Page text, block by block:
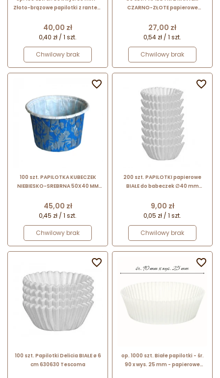
Złoto-brązowe papilotki z rantem
do pieczenia babeczek
Cena
40,00 zł
0,40 zł / 1 szt.
Chwilowy brak
CZARNO-ZŁOTE papierowe
aluminiową powłoką w kolorze
złotym
Cena
27,00 zł
0,54 zł / 1 szt.
Chwilowy brak
100 szt. PAPILOTKA KUBECZEK
NIEBIESKO-SREBRNA 50X40 MM
rantem do wypieku babeczek
Cena
45,00 zł
0,45 zł / 1 szt.
Chwilowy brak

200 szt. PAPILOTKI papierowe
BIAŁE do babeczek ∅40 mm
Cena
9,00 zł
0,05 zł / 1 szt.
Chwilowy brak

100 szt. Papilotki Delicia BIAŁE ø 6
cm 630630 Tescoma

op. 1000 szt. Białe papilotki - śr.
90 x wys. 25 mm - papierowe
